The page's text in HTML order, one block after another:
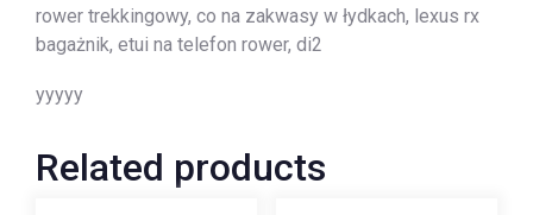
rower trekkingowy, co na zakwasy w łydkach, lexus rx
bagażnik, etui na telefon rower, di2
yyyyy
Related products